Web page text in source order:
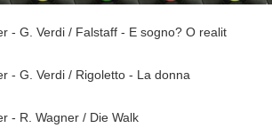
- G. Verdi / Falstaff - E sogno? O realit
- G. Verdi / Rigoletto - La donna
- R. Wagner / Die Walk